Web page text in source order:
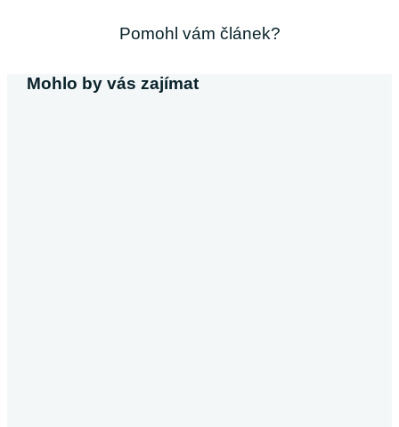
Pomohl vám článek?
Mohlo by vás zajímat